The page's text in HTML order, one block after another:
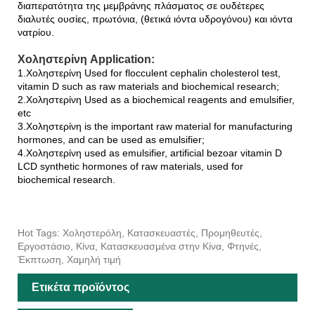
διαπερατότητα της μεμβράνης πλάσματος σε ουδέτερες
διαλυτές ουσίες, πρωτόνια, (θετικά ιόντα υδρογόνου) και ιόντα
νατρίου.
Χοληστερίνη Application:
1.Χοληστερίνη Used for flocculent cephalin cholesterol test,
vitamin D such as raw materials and biochemical research;
2.Χοληστερίνη Used as a biochemical reagents and emulsifier,
etc
3.Χοληστερίνη is the important raw material for manufacturing
hormones, and can be used as emulsifier;
4.Χοληστερίνη used as emulsifier, artificial bezoar vitamin D
LCD synthetic hormones of raw materials, used for
biochemical research.
Hot Tags: Χοληστερόλη, Κατασκευαστές, Προμηθευτές,
Εργοστάσιο, Κίνα, Κατασκευασμένα στην Κίνα, Φτηνές,
Έκπτωση, Χαμηλή τιμή
Ετικέτα προϊόντος